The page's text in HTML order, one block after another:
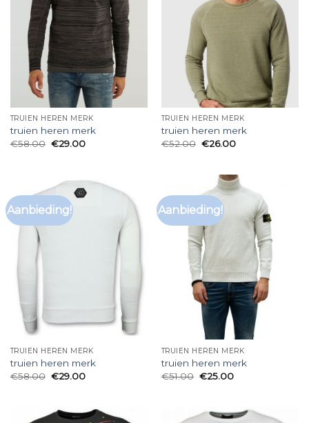
TRUIEN HEREN MERK
truien heren merk
€58.00 €29.00
TRUIEN HEREN MERK
truien heren merk
€52.00 €26.00
Aanbieding!
TRUIEN HEREN MERK
truien heren merk
€58.00 €29.00
Aanbieding!
TRUIEN HEREN MERK
truien heren merk
€51.00 €25.00